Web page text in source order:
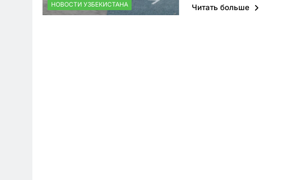
НОВОСТИ УЗБЕКИСТАНА Читать больше